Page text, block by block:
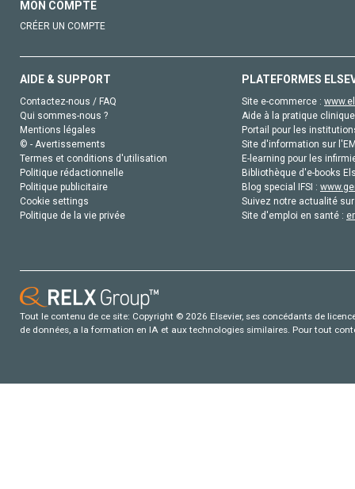
MON COMPTE
CRÉER UN COMPTE
AIDE & SUPPORT
Contactez-nous / FAQ
Qui sommes-nous ?
Mentions légales
© - Avertissements
Termes et conditions d'utilisation
Politique rédactionnelle
Politique publicitaire
Cookie settings
Politique de la vie privée
PLATEFORMES
Site e-commerce :
Aide à la pratique
Portail pour les
Site d'information sur
E-learning pour les
Bibliothèque d'e-books
Blog special IFSI :
Suivez notre actualité
Site d'emploi en santé :
Tout le contenu de ce site: Copyright © 2026 Elsevier, ses concédants de
de données, a la formation en IA et aux technologies similaires. Pour tout